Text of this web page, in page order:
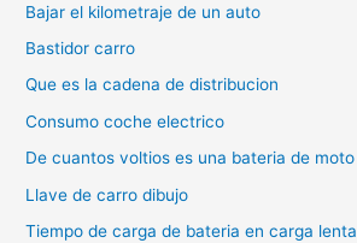
Bajar el kilometraje de un auto
Bastidor carro
Que es la cadena de distribucion
Consumo coche electrico
De cuantos voltios es una bateria de moto
Llave de carro dibujo
Tiempo de carga de bateria en carga lenta